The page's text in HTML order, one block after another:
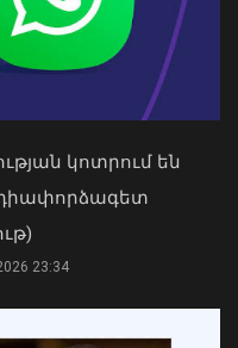
եք ման
կոտրում են
23:34